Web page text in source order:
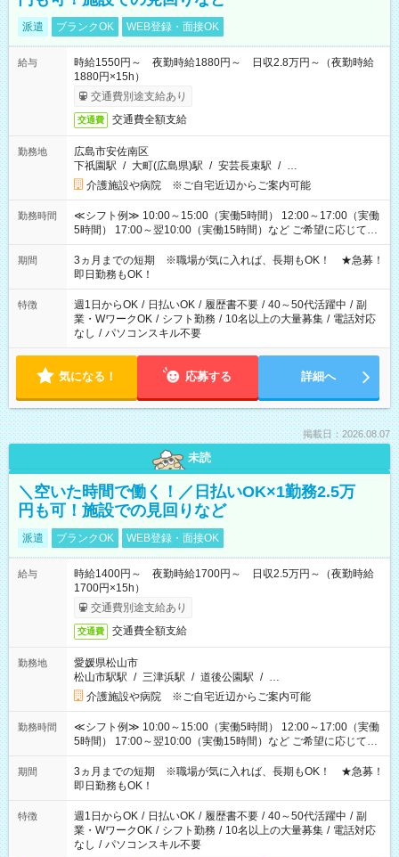
派遣 ブランクOK WEB登録・面接OK
給与
時給1550円～ 夜勤時給1880円～ 日収2.8万円～（夜勤時給
1880円×15h）
交通費別途支給あり
交通費 交通費全額支給
勤務地
広島市安佐南区
下祇園駅 / 大町(広島県)駅 / 安芸長束駅 / …
介護施設や病院 ※ご自宅近辺からご案内可能
勤務時間
≪シフト例≫ 10:00～15:00（実働5時間） 12:00～17:00（実働
5時間） 17:00～翌10:00（実働15時間）など ご希望に応じて、
働く時間は調整できます！ お気軽に担当へ相談ください！
期間
3ヵ月までの短期 ※職場が気に入れば、長期もOK！ ★急募！
即日勤務もOK！
特徴 週1日からOK / 日払いOK / 履歴書不要 / 40～50代活躍中 / 副
業・WワークOK / シフト勤務 / 10名以上の大量募集 / 電話対応
なし / パソコンスキル不要
気になる！ 応募する 詳細へ
掲載日：2026.08.07
未読
＼空いた時間で働く！／日払いOK×1勤務2.5万
円も可！施設での見回りなど
派遣 ブランクOK WEB登録・面接OK
給与
時給1400円～ 夜勤時給1700円～ 日収2.5万円～（夜勤時給
1700円×15h）
交通費別途支給あり
交通費 交通費全額支給
勤務地
愛媛県松山市
松山市駅駅 / 三津浜駅 / 道後公園駅 / …
介護施設や病院 ※ご自宅近辺からご案内可能
勤務時間
≪シフト例≫ 10:00～15:00（実働5時間） 12:00～17:00（実働
5時間） 17:00～翌10:00（実働15時間）など ご希望に応じて、
働く時間は調整できます！ お気軽に担当へ相談ください！
期間
3ヵ月までの短期 ※職場が気に入れば、長期もOK！ ★急募！
即日勤務もOK！
特徴 週1日からOK / 日払いOK / 履歴書不要 / 40～50代活躍中 / 副
業・WワークOK / シフト勤務 / 10名以上の大量募集 / 電話対応
なし / パソコンスキル不要